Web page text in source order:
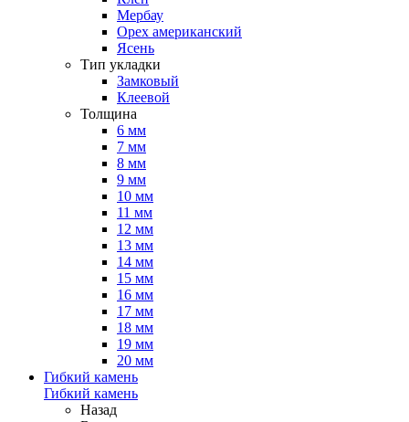
Мербау
Орех американский
Ясень
Тип укладки
Замковый
Клеевой
Толщина
6 мм
7 мм
8 мм
9 мм
10 мм
11 мм
12 мм
13 мм
14 мм
15 мм
16 мм
17 мм
18 мм
19 мм
20 мм
Гибкий камень
Гибкий камень
Назад